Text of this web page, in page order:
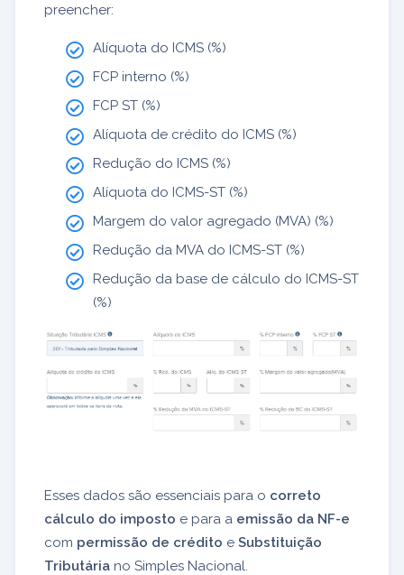
preencher:
Alíquota do ICMS (%)
FCP interno (%)
FCP ST (%)
Alíquota de crédito do ICMS (%)
Redução do ICMS (%)
Alíquota do ICMS-ST (%)
Margem do valor agregado (MVA) (%)
Redução da MVA do ICMS-ST (%)
Redução da base de cálculo do ICMS-ST
(%)
Esses dados são essenciais para o correto
cálculo do imposto e para a emissão da NF-e
com permissão de crédito e Substituição
Tributária no Simples Nacional.